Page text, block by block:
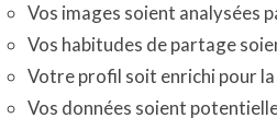
Vos images soient analysées
Vos habitudes de partage
Votre profil soit enrichi pour
Vos données soient